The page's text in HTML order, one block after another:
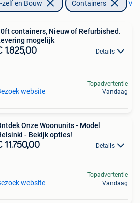
zelf en Bouw Containers
containers, Nieuw of Refurbished.
mogelijk
1.825,00 Details
website
Topadvertentie
Vandaag
Onze Woonunits - Model
- Bekijk opties!
11.750,00 Details
website
Topadvertentie
Vandaag